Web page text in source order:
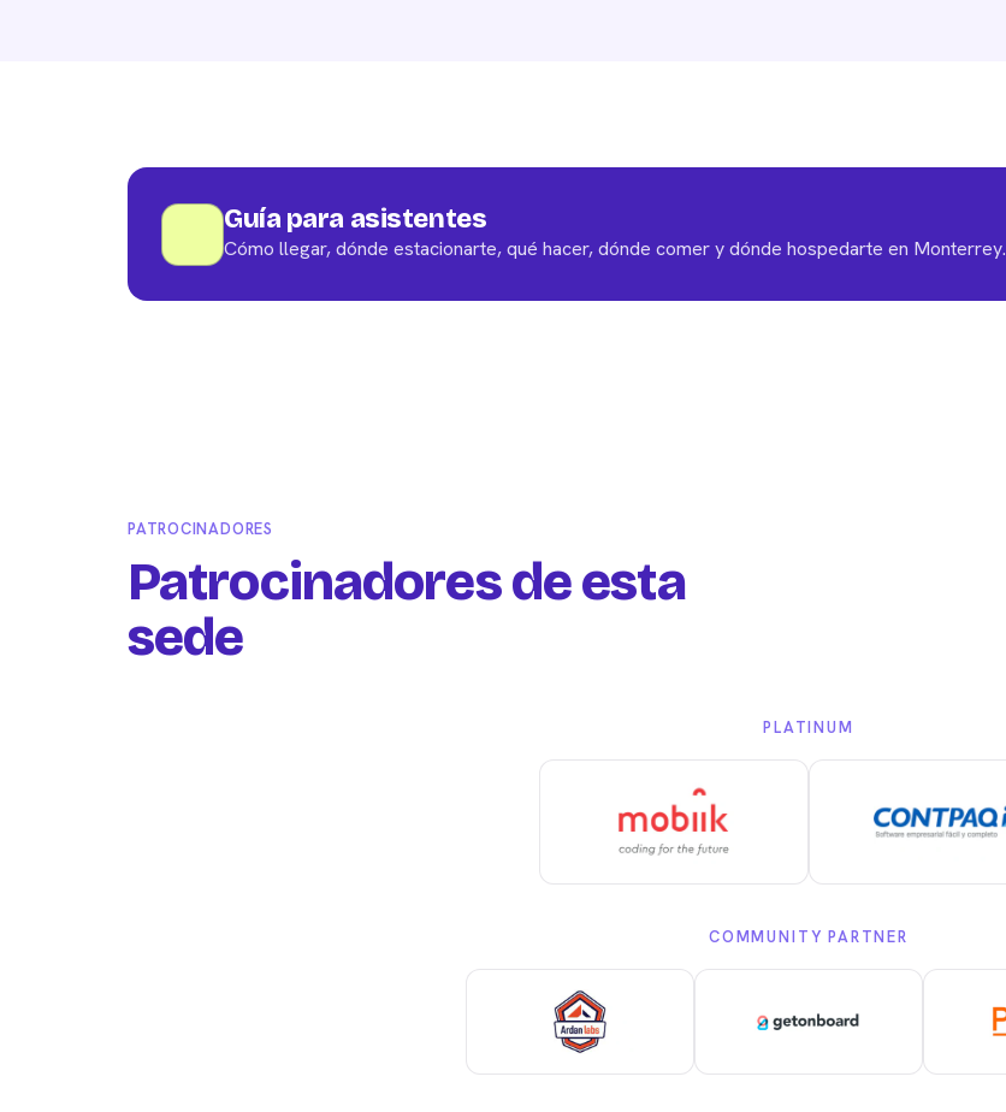
Guía para asistentes
Cómo llegar, dónde estacionarte, qué hacer, dónde comer y dónde hospedarte en Monterrey.
PATROCINADORES
Patrocinadores de esta
sede
PLATINUM
COMMUNITY PARTNER